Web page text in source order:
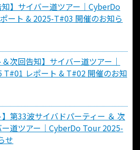
知】サイバー道ツアー｜CyberDo
ート & 2025-T#03 開催のお知ら
＆次回告知】サイバー道ツアー｜
レポート & T#02 開催のお知
】第33波サイバドパーティー ＆ 次
道ツアー｜CyberDo Tour 2025-
せ